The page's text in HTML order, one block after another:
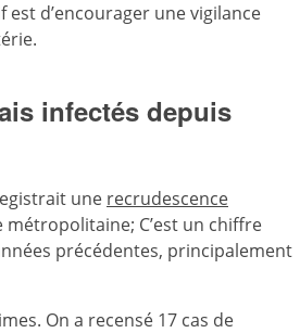
d’encourager une vigilance
infectés depuis
une recrudescence
C’est un chiffre
précédentes, principalement
On a recensé 17 cas de